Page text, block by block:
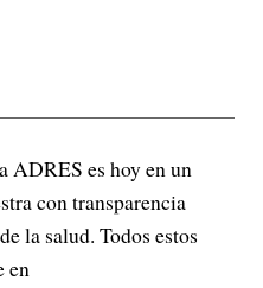
ADRES es hoy en un
con transparencia
la salud. Todos estos
en